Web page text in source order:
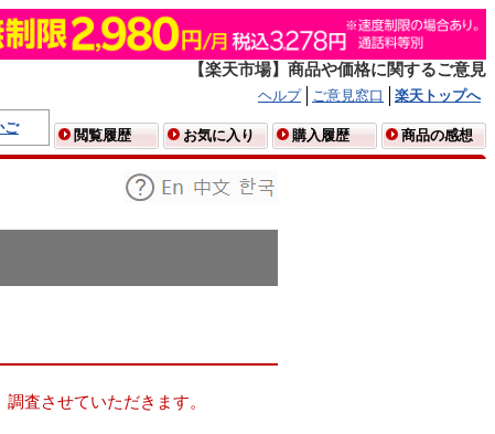
【楽天市場】商品や価格に関するご意見
ヘルプ ご意見窓口
楽天トップへ
ご
閲覧履歴 お気に入り 購入履歴 商品の感想
査させていただきます。